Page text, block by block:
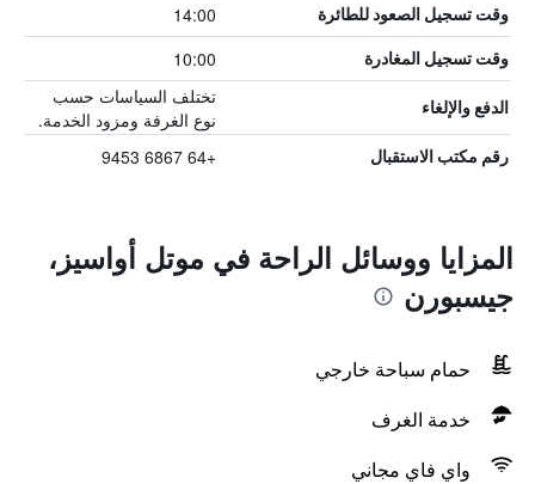
وقت تسجيل الصعود للطائرة 14:00
وقت تسجيل المغادرة 10:00
الدفع والإلغاء
تختلف السياسات حسب
نوع الغرفة ومزود الخدمة.
رقم مكتب الاستقبال +64 6867 9453
المزايا ووسائل الراحة في موتل أواسيز،
جيسبورن
حمام سباحة خارجي
خدمة الغرف
واي فاي مجاني